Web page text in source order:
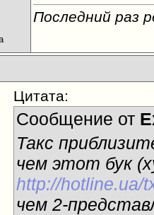
Последний раз
Цитата:
Сообщение от
Такс
чем этот бук
http://hotline.ua/
чем 2-